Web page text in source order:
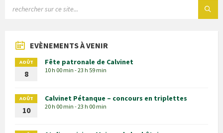
EVÈNEMENTS À VENIR
AOÛT
8
Fête patronale de Calvinet
10 h 00 min - 23 h 59 min
AOÛT
10
Calvinet Pétanque – concours en triplettes
20 h 00 min - 23 h 00 min